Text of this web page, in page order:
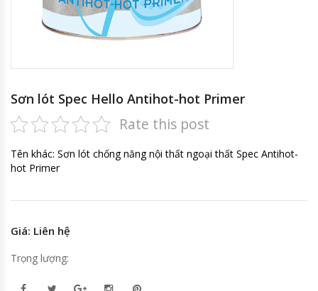
Sơn lót Spec Hello Antihot-hot Primer
Rate this post
Tên khác: Sơn lót chống năng nội thất ngoại thất Spec Antihot-
hot Primer
Giá: Liên hệ
Trọng lượng: